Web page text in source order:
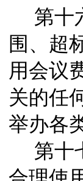
第十
围、超
用会议
关的任
举办各
第十